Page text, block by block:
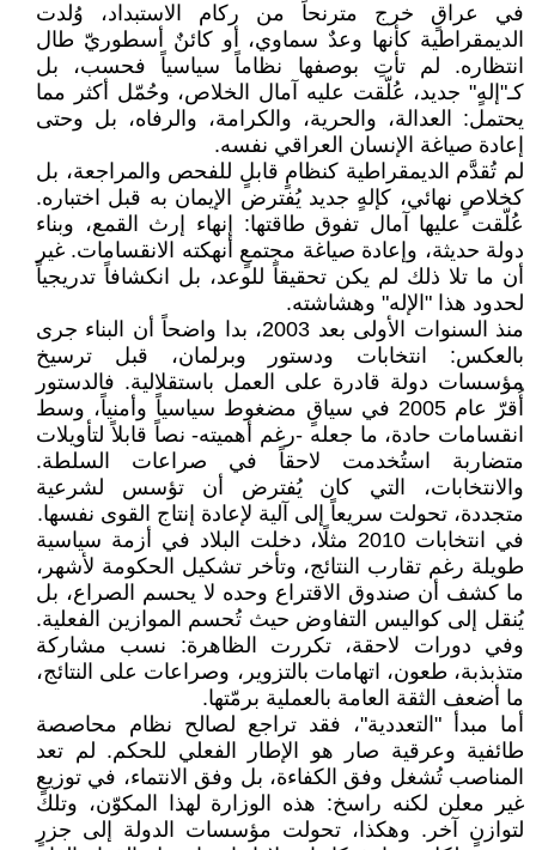
في عراقٍ خرج مترنحاً من ركام الاستبداد، وُلدت
الديمقراطية كأنها وعدٌ سماوي، أو كائنٌ أسطوريّ طال
انتظاره. لم تأتِ بوصفها نظاماً سياسياً فحسب، بل
كـ"إلهٍ" جديد، عُلّقت عليه آمال الخلاص، وحُمّل أكثر مما
يحتمل: العدالة، والحرية، والكرامة، والرفاه، بل وحتى
إعادة صياغة الإنسان العراقي نفسه.
لم تُقدَّم الديمقراطية كنظامٍ قابلٍ للفحص والمراجعة، بل
كخلاصٍ نهائي، كإلهٍ جديد يُفترض الإيمان به قبل اختباره.
عُلّقت عليها آمال تفوق طاقتها: إنهاء إرث القمع، وبناء
دولة حديثة، وإعادة صياغة مجتمعٍ أنهكته الانقسامات. غير
أن ما تلا ذلك لم يكن تحقيقاً للوعد، بل انكشافاً تدريجياً
لحدود هذا "الإله" وهشاشته.
منذ السنوات الأولى بعد 2003، بدا واضحاً أن البناء جرى
بالعكس: انتخابات ودستور وبرلمان، قبل ترسيخ
مؤسسات دولة قادرة على العمل باستقلالية. فالدستور
أُقرّ عام 2005 في سياقٍ مضغوط سياسياً وأمنياً، وسط
انقسامات حادة، ما جعله -رغم أهميته- نصاً قابلاً لتأويلات
متضاربة استُخدمت لاحقاً في صراعات السلطة.
والانتخابات، التي كان يُفترض أن تؤسس لشرعية
متجددة، تحولت سريعاً إلى آلية لإعادة إنتاج القوى نفسها.
في انتخابات 2010 مثلًا، دخلت البلاد في أزمة سياسية
طويلة رغم تقارب النتائج، وتأخر تشكيل الحكومة لأشهر،
ما كشف أن صندوق الاقتراع وحده لا يحسم الصراع، بل
يُنقل إلى كواليس التفاوض حيث تُحسم الموازين الفعلية.
وفي دورات لاحقة، تكررت الظاهرة: نسب مشاركة
متذبذبة، طعون، اتهامات بالتزوير، وصراعات على النتائج،
ما أضعف الثقة العامة بالعملية برمّتها.
أما مبدأ "التعددية"، فقد تراجع لصالح نظام محاصصة
طائفية وعرقية صار هو الإطار الفعلي للحكم. لم تعد
المناصب تُشغل وفق الكفاءة، بل وفق الانتماء، في توزيعٍ
غير معلن لكنه راسخ: هذه الوزارة لهذا المكوّن، وتلك
لتوازنٍ آخر. وهكذا، تحولت مؤسسات الدولة إلى جزرٍ